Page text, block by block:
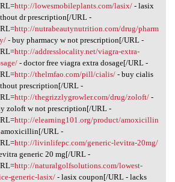
http://lowesmobileplants.com/lasix/- lasix
dr prescription[/URL -
http://nutrabeautynutrition.com/drug/pharm
- buy pharmacy w not prescription[/URL -
http://addresslocality.net/viagra-extra-
- doctor free viagra extra dosage[/URL -
http://thelmfao.com/pill/cialis/- buy cialis
prescription[/URL -
http://thegrizzlygrowler.com/drug/zoloft/-
zoloft w not prescription[/URL -
http://elearning101.org/product/amoxicillin
URL -
http://livinlifepc.com/generic-levitra-20mg/
generic 20 mg[/URL -
http://naturalgolfsolutions.com/lowest-
generic-lasix/- lasix coupon[/URL - lacks